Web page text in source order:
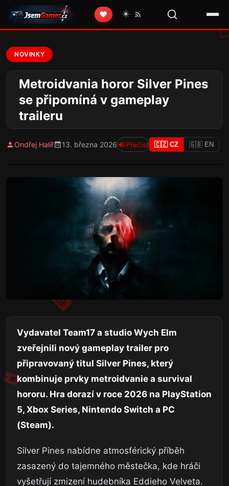
❤️ ☀️
NOVINKY
Metroidvania horor Silver Pines
se připomíná v gameplay
traileru
Ondřej Halíř 13. března 2026 Přečíst 🇨🇿 CZ 🇬🇧 EN
Vydavatel Team17 a studio Wych Elm
zveřejnili nový gameplay trailer pro
připravovaný titul Silver Pines, který
kombinuje prvky metroidvanie a survival
hororu. Hra dorazí v roce 2026 na PlayStation
5, Xbox Series, Nintendo Switch a PC
(Steam).
Silver Pines nabídne atmosférický příběh
zasazený do tajemného městečka, kde hráči
vyšetřují zmizení hudebníka Eddieho Velveta.